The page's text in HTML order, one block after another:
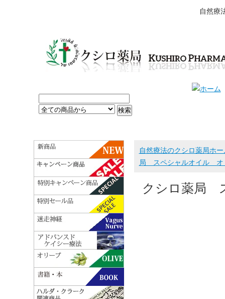
自然療
自然療法のクシロ薬局ホー
局 スペシャルオイル オ
クシロ薬局